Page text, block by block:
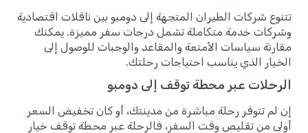
تتنوع شركات الطيران المتجهة إلى دومبو بين ناقلات اقتصادية
وشركات خدمة متكاملة تشمل درجات سفر مميزة. يمكنك
مقارنة سياسات الأمتعة والمقاعد والوجبات للوصول إلى
الخيار الذي يناسب احتياجات رحلتك.
الرحلات عبر محطة توقف إلى دومبو
إن لم تتوفر رحلة مباشرة من مدينتك، أو كان تخفيض السعر
أولى من تقليص وقت السفر، فالرحلة عبر محطة توقف خيار